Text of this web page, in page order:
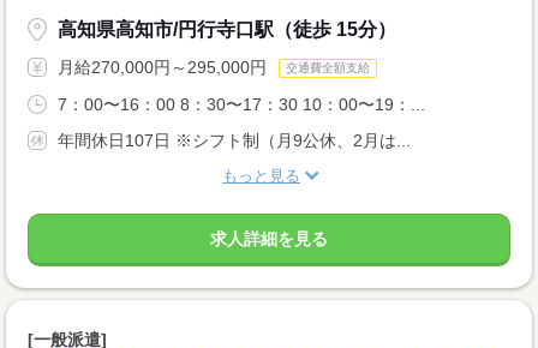
高知県高知市/円行寺口駅（徒歩 15分）
月給270,000円～295,000円 交通費全額支給
7：00〜16：00 8：30〜17：30 10：00〜19：...
年間休日107日 ※シフト制（月9公休、2月は...
もっと見る
求人詳細を見る
[一般派遣]